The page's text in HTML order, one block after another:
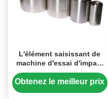
L'élément saisissant de
machine d'essai d'impact
d'acier inoxydable
confirment à IEC60068-2-75
Obtenez le meilleur prix